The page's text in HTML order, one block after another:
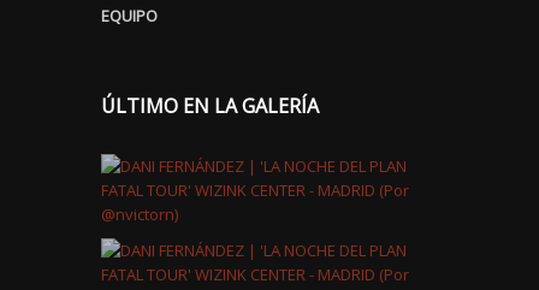
EQUIPO
ÚLTIMO EN LA GALERÍA